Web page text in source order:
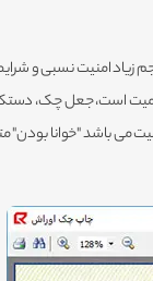
امنیت نسبی و
است، جعل چک،
می باشد "خوانا